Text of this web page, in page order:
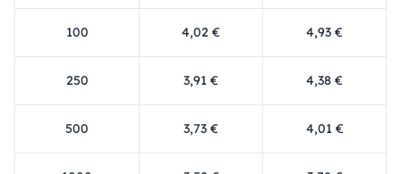
100 4,02 € 4,93 €
250 3,91 € 4,38 €
500 3,73 € 4,01 €